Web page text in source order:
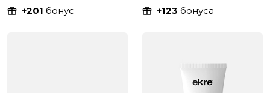
+201 бонус +123 бонуса